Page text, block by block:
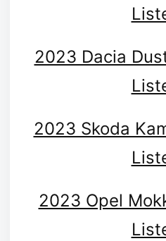
2023 Dacia
2023 Skoda
2023 Opel